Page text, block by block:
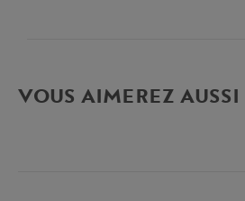
VOUS AIMEREZ AUSSI